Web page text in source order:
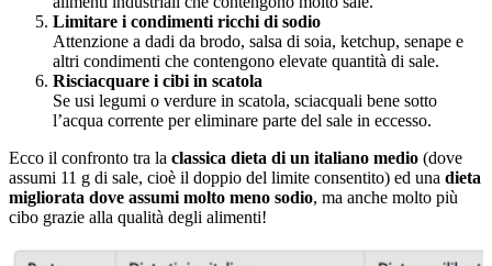
Limitare i condimenti ricchi di sodio
Attenzione a dadi da brodo, salsa di soia, ketchup, senape e
altri condimenti che contengono elevate quantità di sale.
Risciacquare i cibi in scatola
Se usi legumi o verdure in scatola, sciacquali bene sotto
l’acqua corrente per eliminare parte del sale in eccesso.
Ecco il confronto tra la classica dieta di un italiano medio (dove
assumi 11 g di sale, cioè il doppio del limite consentito) ed una dieta
migliorata dove assumi molto meno sodio, ma anche molto più
cibo grazie alla qualità degli alimenti!